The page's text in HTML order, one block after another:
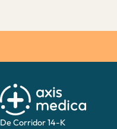
De Corridor 14-K